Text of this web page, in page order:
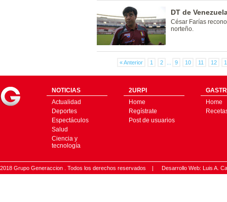
DT de
César Farías
norteño.
« Anterior 1 2 9 10 11 12
NOTICIAS
Actualidad
Deportes
Espectáculos
Salud
Ciencia y
tecnología
2URPI
Home
Regístrate
Post de usuarios
Home
2018 Grupo Generaccion . Todos los derechos reservados | Desarrollo Web: Luis